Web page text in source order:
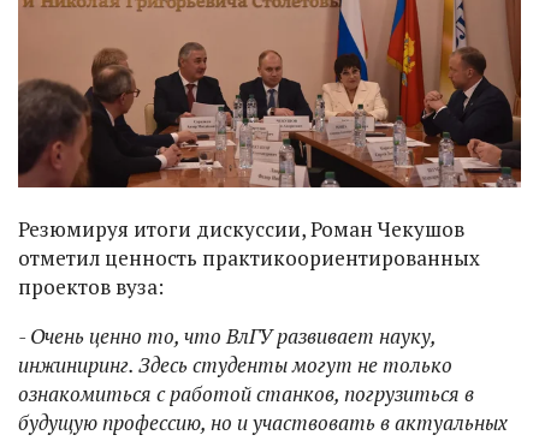
Резюмируя итоги дискуссии, Роман Чекушов
отметил ценность практикоориентированных
проектов вуза:
- Очень ценно то, что ВлГУ развивает науку,
инжиниринг. Здесь студенты могут не только
ознакомиться с работой станков, погрузиться в
будущую профессию, но и участвовать в актуальных